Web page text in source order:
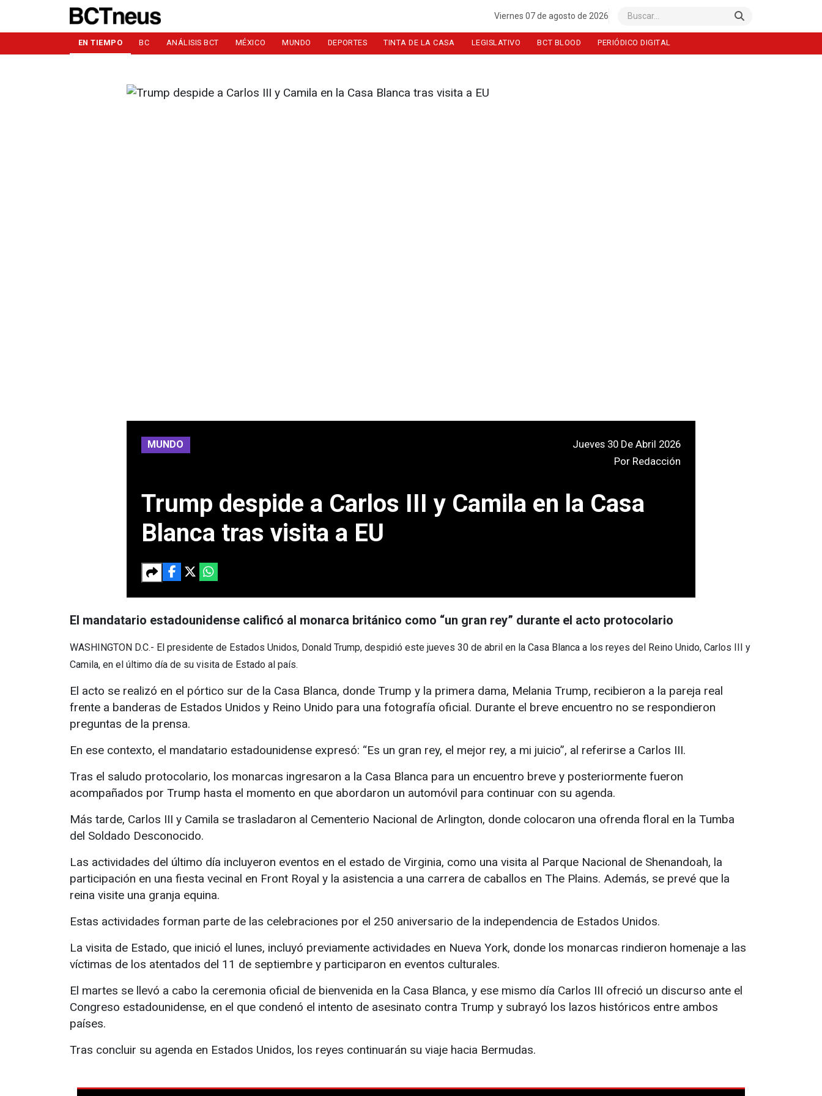
Viernes 07 de agosto de 2026 Buscar
EN TIEMPO BC ANÁLISIS BCT MÉXICO MUNDO DEPORTES TINTA DE LA CASA LEGISLATIVO BCT BLOOD PERIÓDICO DIGITAL
MUNDO
Jueves 30 De Abril 2026
Por Redacción
Trump despide a Carlos III y Camila en la Casa
Blanca tras visita a EU
El mandatario estadounidense calificó al monarca británico como “un gran rey” durante el acto protocolario
WASHINGTON D.C.- El presidente de Estados Unidos, Donald Trump, despidió este jueves 30 de abril en la Casa Blanca a los reyes del Reino Unido, Carlos III y
Camila, en el último día de su visita de Estado al país.
El acto se realizó en el pórtico sur de la Casa Blanca, donde Trump y la primera dama, Melania Trump, recibieron a la pareja real
frente a banderas de Estados Unidos y Reino Unido para una fotografía oficial. Durante el breve encuentro no se respondieron
preguntas de la prensa.
En ese contexto, el mandatario estadounidense expresó: “Es un gran rey, el mejor rey, a mi juicio”, al referirse a Carlos III.
Tras el saludo protocolario, los monarcas ingresaron a la Casa Blanca para un encuentro breve y posteriormente fueron
acompañados por Trump hasta el momento en que abordaron un automóvil para continuar con su agenda.
Más tarde, Carlos III y Camila se trasladaron al Cementerio Nacional de Arlington, donde colocaron una ofrenda floral en la Tumba
del Soldado Desconocido.
Las actividades del último día incluyeron eventos en el estado de Virginia, como una visita al Parque Nacional de Shenandoah, la
participación en una fiesta vecinal en Front Royal y la asistencia a una carrera de caballos en The Plains. Además, se prevé que la
reina visite una granja equina.
Estas actividades forman parte de las celebraciones por el 250 aniversario de la independencia de Estados Unidos.
La visita de Estado, que inició el lunes, incluyó previamente actividades en Nueva York, donde los monarcas rindieron homenaje a las
víctimas de los atentados del 11 de septiembre y participaron en eventos culturales.
El martes se llevó a cabo la ceremonia oficial de bienvenida en la Casa Blanca, y ese mismo día Carlos III ofreció un discurso ante el
Congreso estadounidense, en el que condenó el intento de asesinato contra Trump y subrayó los lazos históricos entre ambos
países.
Tras concluir su agenda en Estados Unidos, los reyes continuarán su viaje hacia Bermudas.